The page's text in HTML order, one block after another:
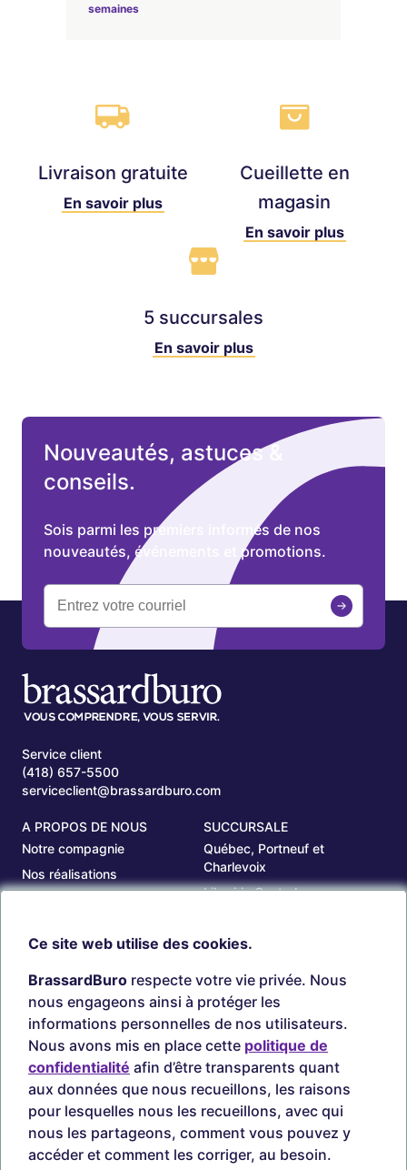
semaines
Livraison gratuite
En savoir plus
Cueillette en
magasin
En savoir plus
5 succursales
En savoir plus
Nouveautés, astuces &
conseils.
Sois parmi les premiers informés de nos
nouveautés, événements et promotions.
Service client
(418) 657-5500
serviceclient@brassardburo.com
A PROPOS DE NOUS
Notre compagnie
Nos réalisations
SUCCURSALE
Québec, Portneuf et
Charlevoix
Librairie Centrale
Sept-Îles
OUTILS
Chercher une cartouche
Timbres personnalisés
Circulaires
COMPTE
Connexion
Créer Compte
Paiements sécurisés
Ce site web utilise des cookies.
BrassardBuro respecte votre vie privée. Nous
nous engageons ainsi à protéger les
informations personnelles de nos utilisateurs.
Nous avons mis en place cette politique de
confidentialité afin d’être transparents quant
aux données que nous recueillons, les raisons
pour lesquelles nous les recueillons, avec qui
nous les partageons, comment vous pouvez y
accéder et comment les corriger, au besoin.